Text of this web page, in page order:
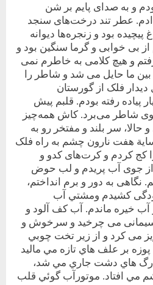
و به صدای پايم بر شن
عطر تند درخت‌های سنجد
بود و زنجره‌ها ديوانه
بی خوابی و گرما سنگين بود و
و هيچ کلامی به خاطرم نمی
ما حايل می شد و شاطر را
ديدار فلک از گورستان
پياده رفته بودم. قلبم پيش
شاطر می‌برد. کاش همه‌چيز
حالا، سر بلند و مفتخر رو به
هفت نارون چشم به راه فلک‌
کج کردم و کرت‌های کدو و
از جوی آب پريدم و لب حوض
به دور و برم انداختم،
کشيدم و‌مشتي آب
آب خيره ماندم. آب کف آلود و
می چرخيد و سرخوش و
می کرد و از زير تخت چوبي
بر علف هاي تازه مي ماليد
هاي دشت جاري مي‌ شد،
مي افتاد. موتورآب گوئي قلب